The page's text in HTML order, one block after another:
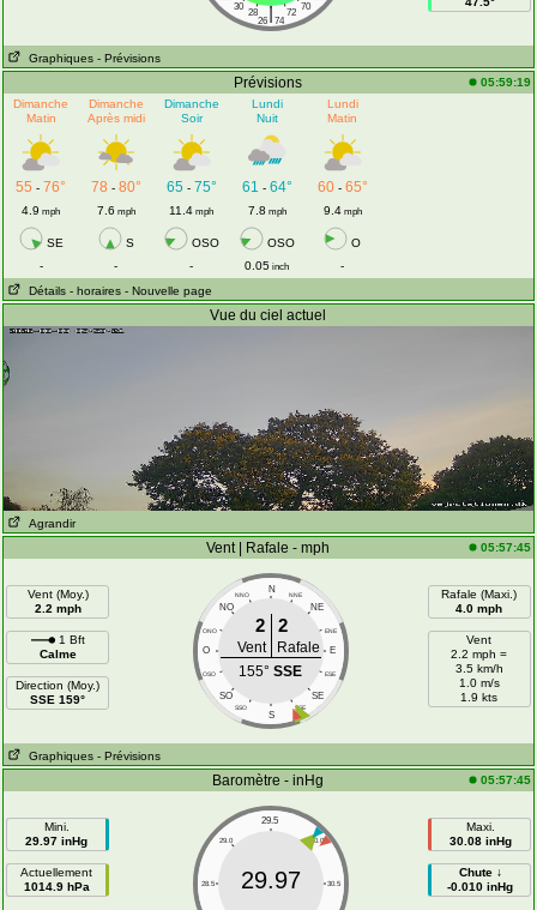
30
70
28 72
|
26 74
Graphiques - Prévisions
Prévisions
05:59:19
Dimanche
Matin
Dimanche
Après midi
Dimanche
Soir
Lundi
Nuit
Lundi
Matin
55 - 76° 78 - 80° 65- 75° 61 - 64° 60- 65°
4.9 mph 7.6 mph 11.4 mph 7.8 mph 9.4mph
SE S OSO OSO
O
-
- - 0.05 inch
-
Détails - horaires - Nouvelle page
Vue du ciel actuel
Agrandir
Vent | Rafale - mph 05:57:45
Vent (Moy.)
2.2 mph
1 Bft
Calme
Direction (Moy.)
SSE 159°
N
NNO NNE
NO NE
ONO ENE
O E
OSO ESE
SO SE
SSO SSE
S
2 2
Vent
Rafale
155°SSE
Rafale (Maxi.)
4.0 mph
Vent
2.2 mph =
3.5 km/h
1.0 m/s
1.9 kts
Graphiques - Prévisions
Baromètre - inHg 05:57:45
Mini.
29.97 inHg
Actuellement
1014.9 hPa
29.5
29.0 30.0
28.5 30.5
29.97
Maxi.
30.08 inHg
Chute ↓
-0.010 inHg